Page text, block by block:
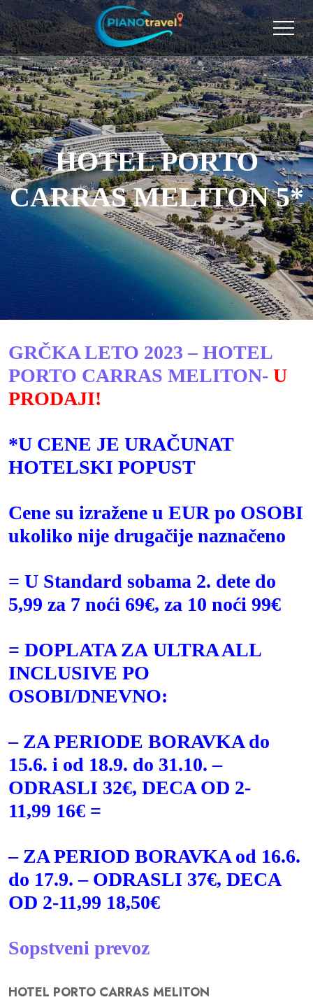
HOTEL PORTO
CARRAS MELITON 5*
GRČKA LETO 2023 – HOTEL
PORTO CARRAS MELITON- U
PRODAJI!
*U CENE JE URAČUNAT
HOTELSKI POPUST
Cene su izražene u EUR po OSOBI
ukoliko nije drugačije naznačeno
= U Standard sobama 2. dete do
5,99 za 7 noći 69€, za 10 noći 99€
= DOPLATA ZA ULTRA ALL
INCLUSIVE PO
OSOBI/DNEVNO:
– ZA PERIODE BORAVKA do
15.6. i od 18.9. do 31.10. –
ODRASLI 32€, DECA OD 2-
11,99 16€ =
– ZA PERIOD BORAVKA od 16.6.
do 17.9. – ODRASLI 37€, DECA
OD 2-11,99 18,50€
Sopstveni prevoz
HOTEL PORTO CARRAS MELITON